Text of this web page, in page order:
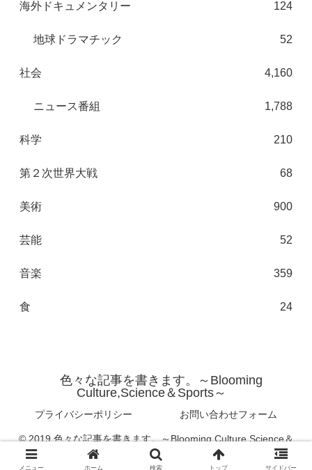
海外ドキュメンタリー 124
地球ドラマチック 52
社会 4,160
ニュース番組 1,788
科学 210
第２次世界大戦 68
美術 900
芸能 52
音楽 359
食 24
色々な記事を書きます。～Blooming
Culture,Science＆Sports～
プライバシーポリシー お問い合わせフォーム
© 2019 色々な記事を書きます。～Blooming Culture,Science＆
Sports～.
メニュー ホーム 検索 トップ サイドバー